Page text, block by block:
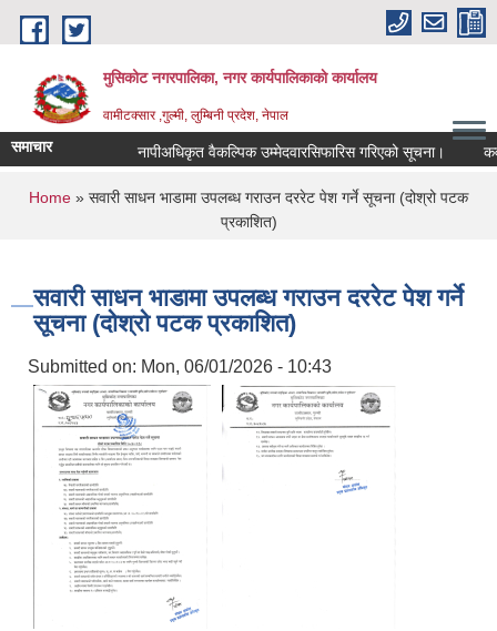
Skip to main content
मुसिकोट नगरपालिका, नगर कार्यपालिकाकाे कार्यालय
वामीटक्सार ,गुल्मी, लुम्बिनी प्रदेश, नेपाल
समाचार नापीअधिकृत वैकल्पिक उम्मेदवारसिफारिस गरिएको सूचना।
You are here
Home » सवारी साधन भाडामा उपलब्ध गराउन दररेट पेश गर्ने सूचना (दोश्रो पटक
प्रकाशित)
सवारी साधन भाडामा उपलब्ध गराउन दररेट पेश गर्ने
सूचना (दोश्रो पटक प्रकाशित)
Submitted on: Mon, 06/01/2026 - 10:43